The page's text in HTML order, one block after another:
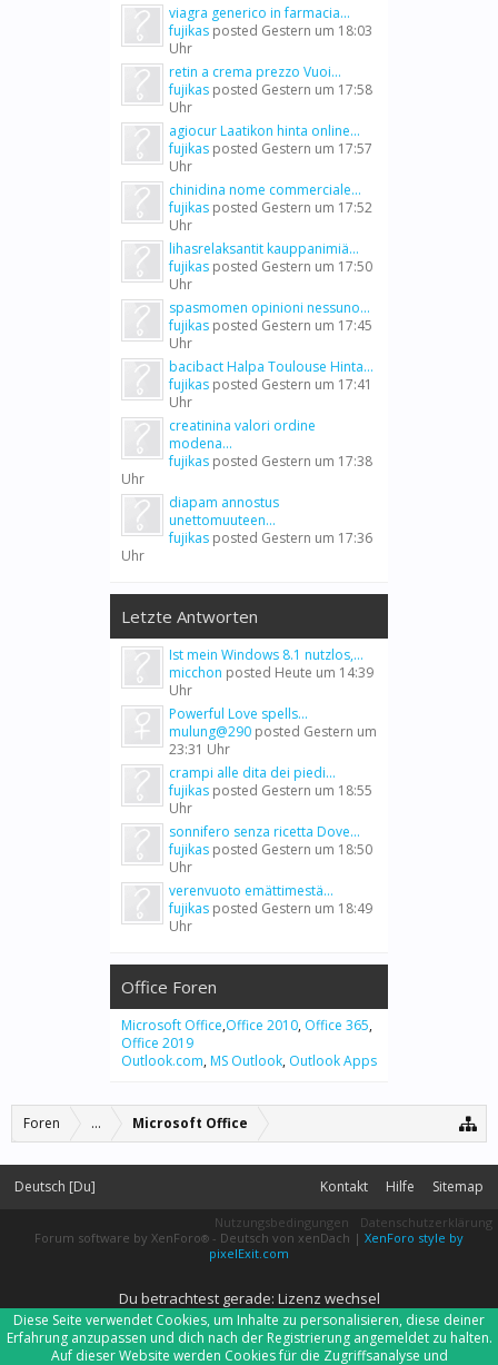
viagra generico in farmacia...
fujikas posted Gestern um 18:03
Uhr
retin a crema prezzo Vuoi...
fujikas posted Gestern um 17:58
Uhr
agiocur Laatikon hinta online...
fujikas posted Gestern um 17:57
Uhr
chinidina nome commerciale...
fujikas posted Gestern um 17:52
Uhr
lihasrelaksantit kauppanimiä...
fujikas posted Gestern um 17:50
Uhr
spasmomen opinioni nessuno...
fujikas posted Gestern um 17:45
Uhr
bacibact Halpa Toulouse Hinta...
fujikas posted Gestern um 17:41
Uhr
creatinina valori ordine
modena...
fujikas posted Gestern um 17:38
Uhr
diapam annostus
unettomuuteen...
fujikas posted Gestern um 17:36
Uhr
Letzte Antworten
Ist mein Windows 8.1 nutzlos,...
micchon posted Heute um 14:39
Uhr
Powerful Love spells...
mulung@290 posted Gestern um
23:31 Uhr
crampi alle dita dei piedi...
fujikas posted Gestern um 18:55
Uhr
sonnifero senza ricetta Dove...
fujikas posted Gestern um 18:50
Uhr
verenvuoto emättimestä...
fujikas posted Gestern um 18:49
Uhr
Office Foren
Microsoft Office,Office 2010, Office 365,
Office 2019
Outlook.com, MS Outlook, Outlook Apps
Foren ... Microsoft Office
Deutsch [Du] Kontakt Hilfe Sitemap
Nutzungsbedingungen
Datenschutzerklärung
Forum software by XenForo® - Deutsch von xenDach | XenForo style by
pixelExit.com
Du betrachtest gerade: Lizenz wechsel
Diese Seite verwendet Cookies, um Inhalte zu personalisieren, diese deiner
Erfahrung anzupassen und dich nach der Registrierung angemeldet zu halten.
Auf dieser Website werden Cookies für die Zugriffsanalyse und